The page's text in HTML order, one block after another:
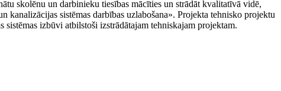
skolēnu un darbinieku tiesības mācīties un strādāt kvalitatīvā vidē,
sistēmas darbības uzlabošana». Projekta tehnisko projektu
izbūvi atbilstoši izstrādātajam tehniskajam projektam.